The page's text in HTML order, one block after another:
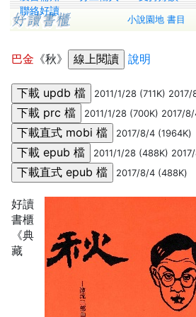
聯絡好讀
小說園地 書目
巴金 《秋》 說明
2011/1/28 (711K)
2011/1/28 (700K) 2017/
2017/8/4 (1964K)
2011/1/28 (488K)
2017/8/4 (488K)
好讀
書櫃
《典
藏